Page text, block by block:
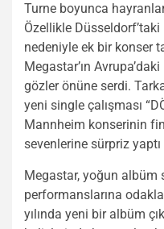
Turne boyunca
Özellikle
nedeniyle ek bir konser
Megastar’ın
gözler önüne serdi.
yeni single çalışması
Mannheim konserinin
sevenlerine sürpriz
Megastar, yoğun albüm
performanslarına
yılında yeni bir albüm